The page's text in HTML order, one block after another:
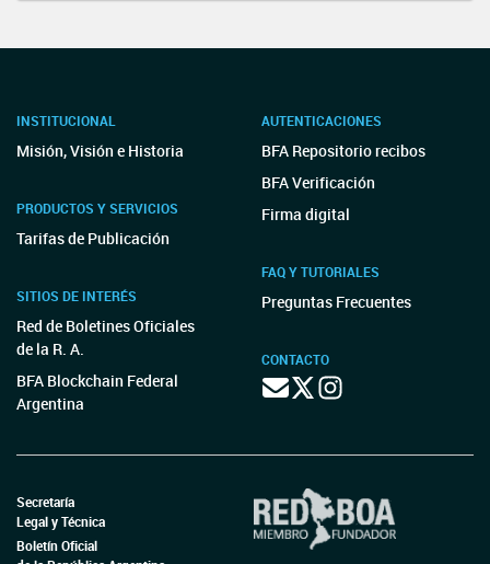
INSTITUCIONAL
Misión, Visión e Historia
PRODUCTOS Y SERVICIOS
Tarifas de Publicación
SITIOS DE INTERÉS
Red de Boletines Oficiales
de la R. A.
BFA Blockchain Federal
Argentina
AUTENTICACIONES
BFA Repositorio recibos
BFA Verificación
Firma digital
FAQ Y TUTORIALES
Preguntas Frecuentes
CONTACTO
Secretaría
Legal y Técnica
Boletín Oficial